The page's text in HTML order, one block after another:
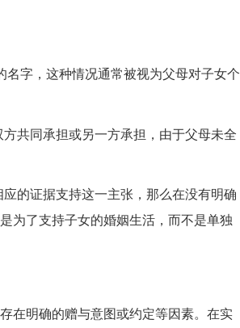
字，这种情况通常被视为父母对子女个
共同承担或另一方承担，由于父母未全
的证据支持这一主张，那么在没有明确
为了支持子女的婚姻生活，而不是单独
在明确的赠与意图或约定等因素。在实